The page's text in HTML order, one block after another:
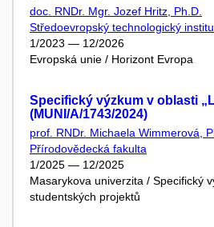
doc. RNDr. Mgr. Jozef Hritz, Ph.D.
Středoevropský technologický
1/2023 — 12/2026
Evropská unie / Horizont Evropa
Specifický výzkum v oblasti
(MUNI/A/1743/2024)
prof. RNDr. Michaela Wimmerová,
Přírodovědecká fakulta
1/2025 — 12/2025
Masarykova univerzita / Specifický
studentských projektů